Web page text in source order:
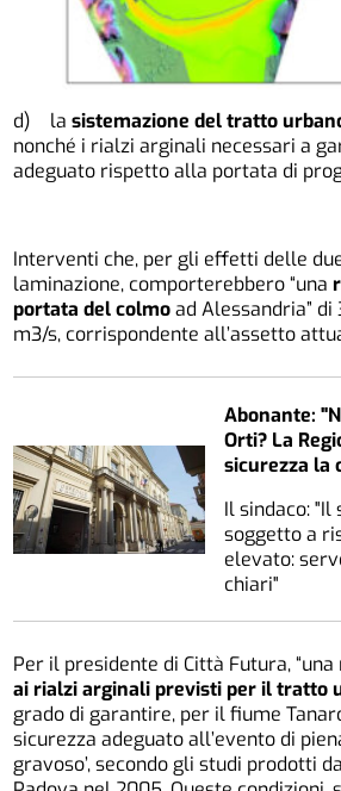
d) lasistemazione del tratto
nonché i rialzi arginali necessari a
adeguato rispetto alla portata di
Interventi che, per gli effetti delle
laminazione, comporterebbero “una
portata del colmoad Alessandria”
m3/s, corrispondente all’assetto
Abonante:
Orti? La
sicurezza la
Il sindaco:
soggetto a
elevato:
chiari"
Per il presidente di Città Futura,
ai rialzi arginali previsti per il tratto
grado di garantire, per il fiume
sicurezza adeguato all’evento di
gravoso’, secondo gli studi prodotti